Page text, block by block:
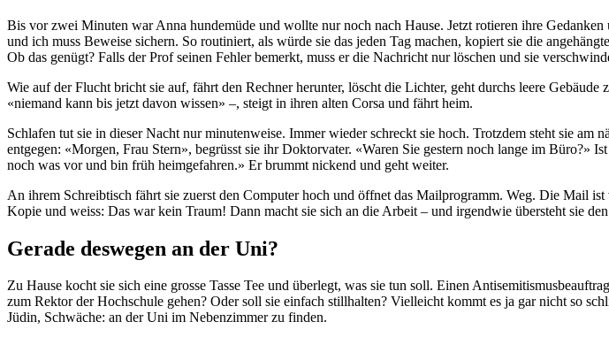
Bis vor zwei Minuten war Anna hundemüde und wollte nur noch nach Hause. Jetzt rotieren ihre
und ich muss Beweise sichern. So routiniert, als würde sie das jeden Tag machen, kopiert sie die
Ob das genügt? Falls der Prof seinen Fehler bemerkt, muss er die Nachricht nur löschen und sie
Wie auf der Flucht bricht sie auf, fährt den Rechner herunter, löscht die Lichter, geht durchs leere
«niemand kann bis jetzt davon wissen» –, steigt in ihren alten Corsa und fährt heim.
Schlafen tut sie in dieser Nacht nur minutenweise. Immer wieder schreckt sie hoch. Trotzdem steht sie
entgegen: «Morgen, Frau Stern», begrüsst sie ihr Doktorvater. «Waren Sie gestern noch lange im
noch was vor und bin früh heimgefahren.» Er brummt nickend und geht weiter.
An ihrem Schreibtisch fährt sie zuerst den Computer hoch und öffnet das Mailprogramm. Weg. Die Mail
Kopie und weiss: Das war kein Traum! Dann macht sie sich an die Arbeit – und irgendwie übersteht sie
Gerade deswegen an der Uni?
Zu Hause kocht sie sich eine grosse Tasse Tee und überlegt, was sie tun soll. Einen
zum Rektor der Hochschule gehen? Oder soll sie einfach stillhalten? Vielleicht kommt es ja gar nicht so
Jüdin, Schwäche: an der Uni im Nebenzimmer zu finden.